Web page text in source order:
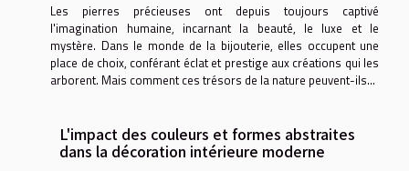
Les pierres précieuses ont depuis toujours captivé
l'imagination humaine, incarnant la beauté, le luxe et le
mystère. Dans le monde de la bijouterie, elles occupent une
place de choix, conférant éclat et prestige aux créations qui les
arborent. Mais comment ces trésors de la nature peuvent-ils...
L'impact des couleurs et formes abstraites
dans la décoration intérieure moderne